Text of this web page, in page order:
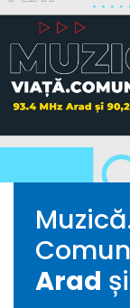
Arad și